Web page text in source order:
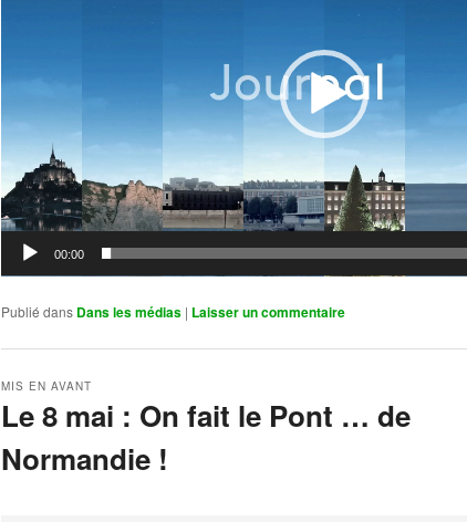
00:00
Publié dans Dans les médias | Laisser un commentaire
Le 8 mai : On fait le Pont … de
Normandie !
MIS EN AVANT